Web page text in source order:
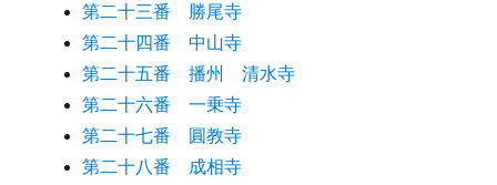
第二十三番 勝尾寺
第二十四番 中山寺
第二十五番 播州 清水寺
第二十六番 一乗寺
第二十七番 圓教寺
第二十八番 成相寺